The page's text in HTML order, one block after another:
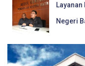
Negeri